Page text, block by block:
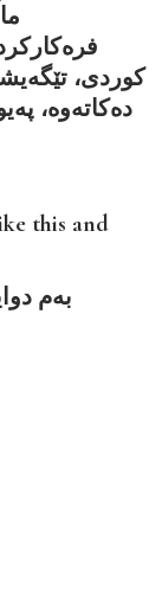
کوردی،
دەکاتەوە،
this and
بەم